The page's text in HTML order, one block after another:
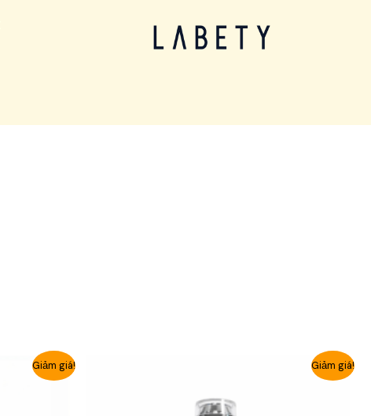
Giảm giá! Giảm giá!